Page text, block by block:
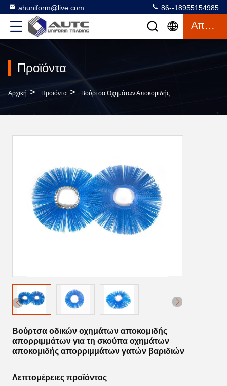
ahuniform@live.com 86--18955154985
Απόσπασμα
Προϊόντα
Αρχική > Προϊόντα > Βούρτσα Οχημάτων Αποκομιδής Απορριμμάτων Χιονιού
Βούρτσα οδικών οχημάτων αποκομιδής
απορριμμάτων για τη σκούπα οχημάτων
αποκομιδής απορριμμάτων γατών βαριδιών
Λεπτομέρειες προϊόντος